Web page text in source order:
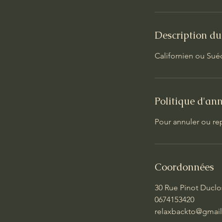
Description
Californien ou
Politique
Pour annuler ou
Coordonnées
30 Rue Pinot
0674153420